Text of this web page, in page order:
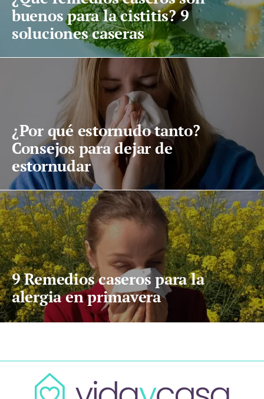
buenos para la cistitis? 9
soluciones caseras
¿Por qué estornudo tanto?
Consejos para dejar de
estornudar
9 Remedios caseros para la
alergia en primavera